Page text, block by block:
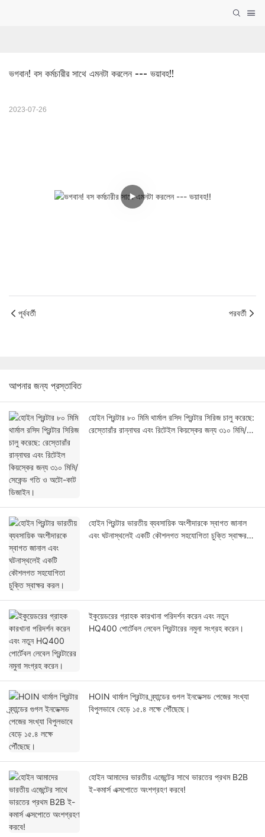
ভগবান! বস কর্মচারীর সাথে এমনটা করলেন --- ভয়াবহ!!
2023-07-26
পূর্ববর্তী পরবর্তী
আপনার জন্য প্রস্তাবিত
হোইন প্রিন্টার ৮০ মিমি থার্মাল রসিদ প্রিন্টার সিরিজ চালু করেছে:
রেস্তোরাঁর রান্নাঘর এবং রিটেইল কিয়স্কের জন্য ৩১০ মিমি/
হোইন প্রিন্টার ভারতীয় ব্যবসায়িক অংশীদারকে স্বাগত জানাল
এবং ঘটনাস্থলেই একটি কৌশলগত সহযোগিতা চুক্তি স্বাক্ষর
ইকুয়েডরের গ্রাহক কারখানা পরিদর্শন করেন এবং নতুন
HQ400 পোর্টেবল লেবেল প্রিন্টারের নমুনা সংগ্রহ করেন।
HOIN থার্মাল প্রিন্টার ব্র্যান্ডের গুগল ইনডেক্সড পেজের সংখ্যা
বিপুলভাবে বেড়ে ১৫.৪ লক্ষে পৌঁছেছে।
হোইন আমাদের ভারতীয় এজেন্টের সাথে ভারতের প্রথম B2B
ই-কমার্স এক্সপোতে অংশগ্রহণ করবে!